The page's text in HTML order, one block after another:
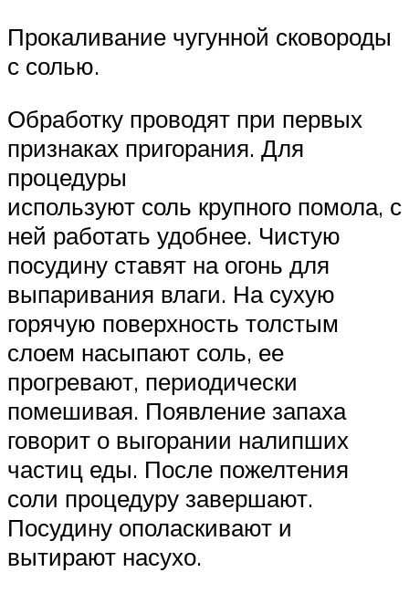
Прокаливание чугунной сковороды
с солью.
Обработку проводят при первых
признаках пригорания. Для
процедуры
используют соль крупного помола, с
ней работать удобнее. Чистую
посудину ставят на огонь для
выпаривания влаги. На сухую
горячую поверхность толстым
слоем насыпают соль, ее
прогревают, периодически
помешивая. Появление запаха
говорит о выгорании налипших
частиц еды. После пожелтения
соли процедуру завершают.
Посудину ополаскивают и
вытирают насухо.